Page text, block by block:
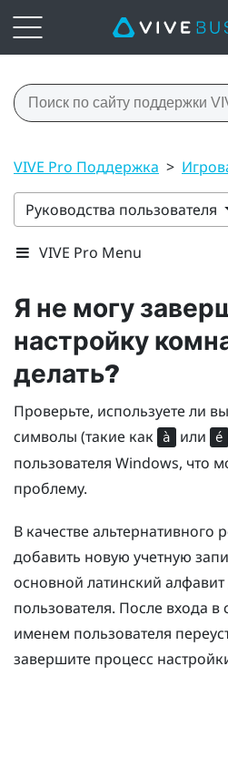
VIVE Pro Поддержка >
Руководства пользователя
VIVE Pro Menu
Я не могу
настройку
делать?
Проверьте, используете ли
символы (такие как
à или é
пользователя Windows, что
проблему.
В качестве
добавить новую учетную
основной латинский
пользователя. После входа в
именем пользователя
завершите процесс